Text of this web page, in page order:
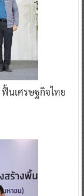
ฟื้นเศรษฐกิจไทย